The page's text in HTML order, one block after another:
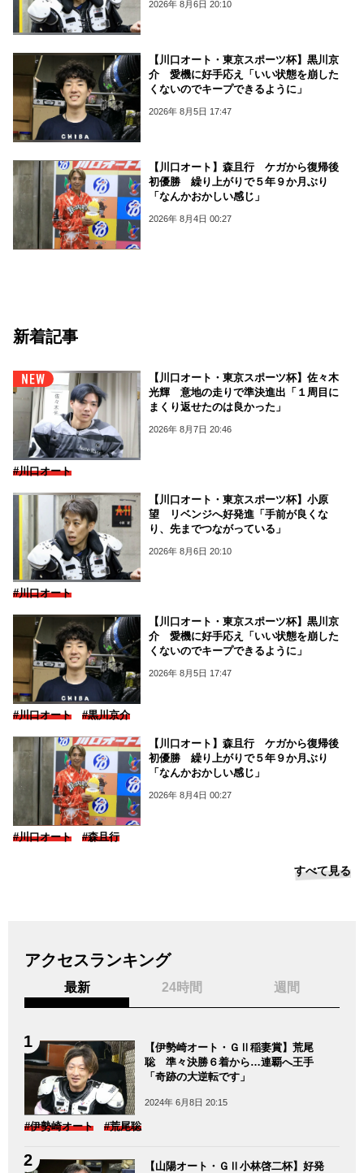
2026年 8月6日 20:10
【川口オート・東京スポーツ杯】黒川京
介 愛機に好手応え「いい状態を崩した
くないのでキープできるように」
2026年 8月5日 17:47
【川口オート】森且行 ケガから復帰後
初優勝 繰り上がりで５年９か月ぶり
「なんかおかしい感じ」
2026年 8月4日 00:27
新着記事
【川口オート・東京スポーツ杯】佐々木
光輝 意地の走りで準決進出「１周目に
まくり返せたのは良かった」
2026年 8月7日 20:46
#川口オート
【川口オート・東京スポーツ杯】小原
望 リベンジへ好発進「手前が良くな
り、先までつながっている」
2026年 8月6日 20:10
#川口オート
【川口オート・東京スポーツ杯】黒川京
介 愛機に好手応え「いい状態を崩した
くないのでキープできるように」
2026年 8月5日 17:47
#川口オート #黒川京介
【川口オート】森且行 ケガから復帰後
初優勝 繰り上がりで５年９か月ぶり
「なんかおかしい感じ」
2026年 8月4日 00:27
#川口オート #森且行
すべて見る
アクセスランキング
最新 24時間 週間
【伊勢崎オート・ＧⅡ稲妻賞】荒尾
聡 準々決勝６着から…連覇へ王手
「奇跡の大逆転です」
2024年 6月8日 20:15
#伊勢崎オート #荒尾聡
【山陽オート・ＧⅡ小林啓二杯】好発